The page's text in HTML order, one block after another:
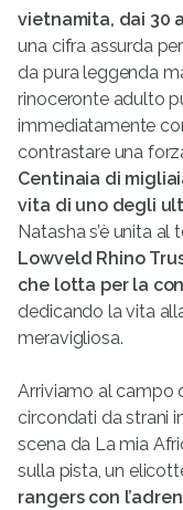
vietnamita, dai 30
una cifra assurda
da pura leggenda
rinoceronte adulto
immediatamente
contrastare una
Centinaia di
vita di uno degli
Natasha s’è unita
Lowveld Rhino
che lotta per la
dedicando la vita
meravigliosa.
Arriviamo al campo
circondati da strani
scena da La mia
sulla pista, un
rangers con